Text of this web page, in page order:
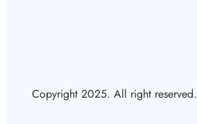
Copyright 2025. All right reserved.